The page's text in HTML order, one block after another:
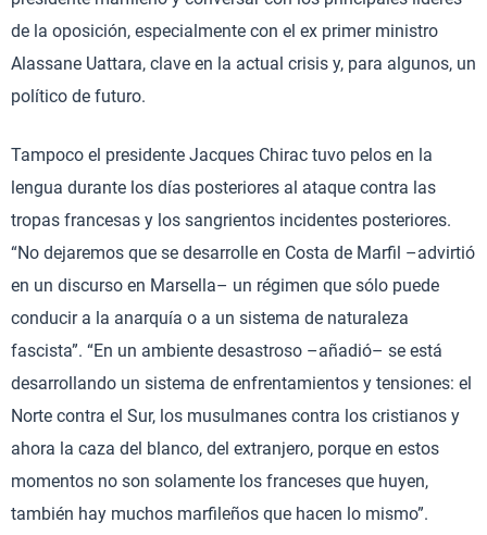
de la oposición, especialmente con el ex primer ministro
Alassane Uattara, clave en la actual crisis y, para algunos, un
político de futuro.
Tampoco el presidente Jacques Chirac tuvo pelos en la
lengua durante los días posteriores al ataque contra las
tropas francesas y los sangrientos incidentes posteriores.
“No dejaremos que se desarrolle en Costa de Marfil –advirtió
en un discurso en Marsella– un régimen que sólo puede
conducir a la anarquía o a un sistema de naturaleza
fascista”. “En un ambiente desastroso –añadió– se está
desarrollando un sistema de enfrentamientos y tensiones: el
Norte contra el Sur, los musulmanes contra los cristianos y
ahora la caza del blanco, del extranjero, porque en estos
momentos no son solamente los franceses que huyen,
también hay muchos marfileños que hacen lo mismo”.